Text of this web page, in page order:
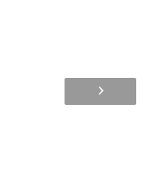
金（コロナ特別…